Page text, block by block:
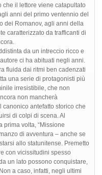
il lettore viene catapultato
anni del primo ventennio del
dei Romanov, agli anni della
caratterizzato da trafficanti di
da un intreccio ricco e
ci ha abituati negli anni.
fluida dai ritmi ben cadenzati
una serie di protagonisti più
irresistibile, che non
non mancherà
canonico antefatto storico che
di colpi di scena. Al
prima volta, “Missione
di avventura – anche se
allo statunitense. Premetto
con vicissitudini spesso
un lato possono conquistare,
a caso, infatti, negli ultimi